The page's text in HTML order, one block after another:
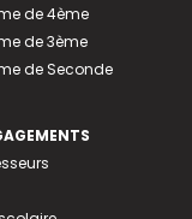
de 4ème
de 3ème
de Seconde